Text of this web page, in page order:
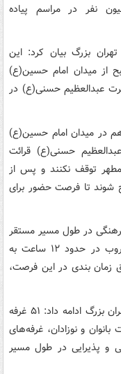
نفر در مراسم پیاده
بزرگ بیان کرد: این
از میدان امام حسین(ع)
عبدالعظیم حسنی(ع) در
هم در میدان امام حسین(ع)
عبدالعظیم حسنی(ع) قرائت
مطهر توقف نکنند و پس از
شوند تا فرصت حضور برای
پذیرایی و فرهنگی در طول مسیر مستقر
خواهند شد و از ساعت ۷ صبح تا هنگام غروب در حدود ۱۲ ساعت به
زمان بندی در این فرصت،
فرمانده سپاه حضرت محمد رسول الله(ص) تهران بزرگ ادامه داد: ۵۱ غرفه
و نوزادان، غرفه‌های
و پذیرایی در طول مسیر